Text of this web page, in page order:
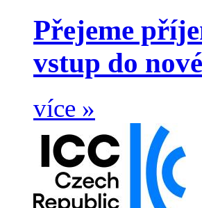
Přejeme
vstup do
více »